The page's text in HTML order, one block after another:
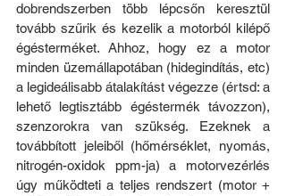
dobrendszerben több lépcsőn keresztül
tovább szűrik és kezelik a motorból kilépő
égésterméket. Ahhoz, hogy ez a motor
minden üzemállapotában (hidegindítás, etc)
a legideálisabb átalakítást végezze (értsd: a
lehető legtisztább égéstermék távozzon),
szenzorokra van szükség. Ezeknek a
továbbított jeleiből (hőmérséklet, nyomás,
nitrogén-oxidok ppm-ja) a motorvezérlés
úgy működteti a teljes rendszert (motor +